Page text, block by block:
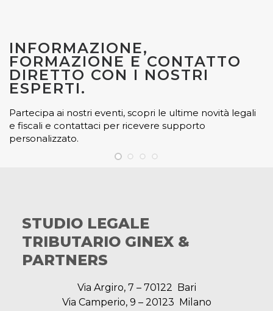
INFORMAZIONE,
FORMAZIONE E CONTATTO
DIRETTO CON I NOSTRI
ESPERTI.
Partecipa ai nostri eventi, scopri le ultime novità legali
e fiscali e contattaci per ricevere supporto
personalizzato.
STUDIO LEGALE
TRIBUTARIO GINEX &
PARTNERS
Via Argiro, 7 – 70122 Bari
Via Camperio, 9 – 20123 Milano